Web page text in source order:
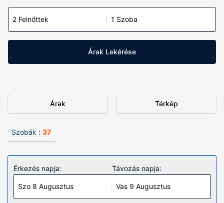
2 Felnőttek 1 Szoba
Árak Lekérése
Árak Térkép
Szobák : 37
Érkezés napja:
Szo 8 Augusztus
Távozás napja:
Vas 9 Augusztus